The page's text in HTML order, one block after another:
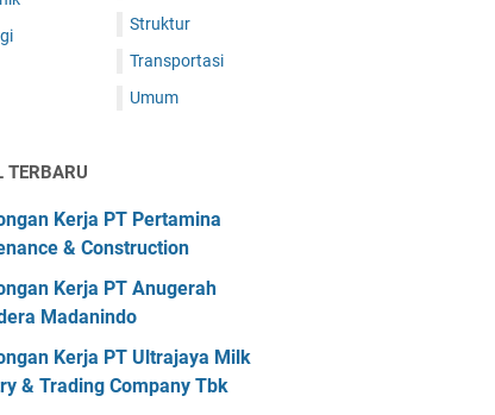
Struktur
Transportasi
Umum
TERBARU
Kerja PT Pertamina
& Construction
Kerja PT Anugerah
Madanindo
Kerja PT Ultrajaya Milk
& Trading Company Tbk